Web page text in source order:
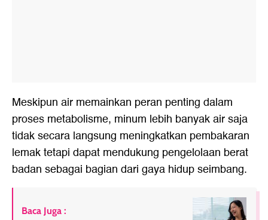
Meskipun air memainkan peran penting dalam
proses metabolisme, minum lebih banyak air saja
tidak secara langsung meningkatkan pembakaran
lemak tetapi dapat mendukung pengelolaan berat
badan sebagai bagian dari gaya hidup seimbang.
Baca Juga :